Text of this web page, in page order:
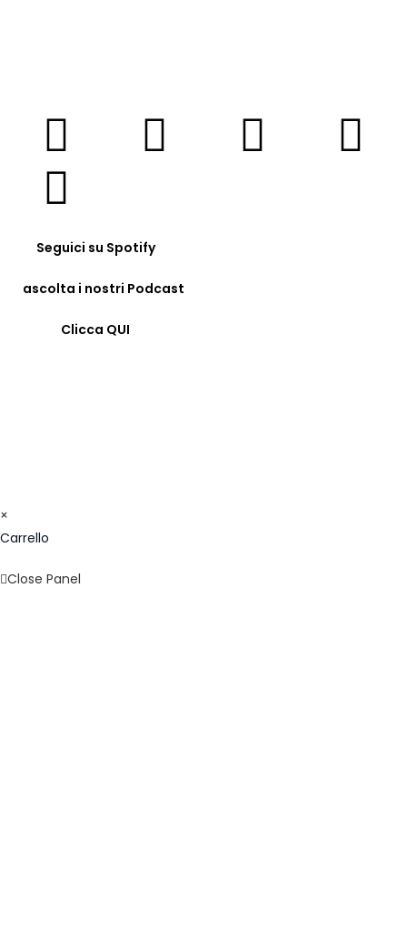
Seguici su Spotify
ascolta i nostri Podcast
Clicca QUI
×
Carrello
Close Panel